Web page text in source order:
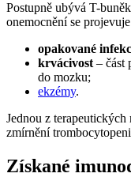
Postupně ubývá T-
onemocnění se
opakované
krvácivost – část
do mozku;
ekzémy.
Jednou z
zmírnění
Získané